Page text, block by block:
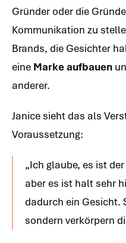
Gründer oder die
Kommunikation zu
Brands, die Gesichter
eine Marke aufbauen
anderer.
Janice sieht das als
Voraussetzung:
„Ich glaube, es ist
aber es ist halt sehr
dadurch ein Gesicht.
sondern verkörpern